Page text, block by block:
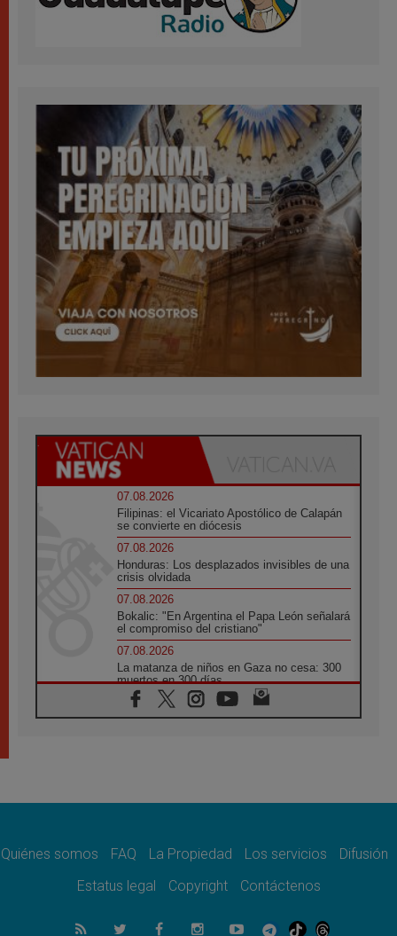
07.08.2026
Filipinas: el Vicariato Apostólico de Calapán
se convierte en diócesis
07.08.2026
Honduras: Los desplazados invisibles de una
crisis olvidada
07.08.2026
Bokalic: "En Argentina el Papa León señalará
el compromiso del cristiano"
07.08.2026
La matanza de niños en Gaza no cesa: 300
muertos en 300 días
07.08.2026
Tagle: La guerra desfigura el mundo, solo la
como misión al servicio del Evangelio
SIGNIS 2026, dar voz a las religiosas en el
07.08.2026
Quiénes somos FAQ La Propiedad Los servicios
Difusión
Estatus legal
Copyright Contáctenos